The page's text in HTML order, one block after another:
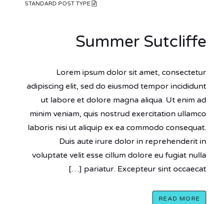
Summer Sutcliffe
Lorem ipsum dolor sit amet, consectetur
adipiscing elit, sed do eiusmod tempor incididunt
ut labore et dolore magna aliqua. Ut enim ad
minim veniam, quis nostrud exercitation ullamco
laboris nisi ut aliquip ex ea commodo consequat.
Duis aute irure dolor in reprehenderit in
voluptate velit esse cillum dolore eu fugiat nulla
pariatur. Excepteur sint occaecat […]
READ MORE